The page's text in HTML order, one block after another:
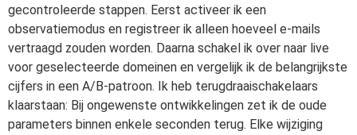
gecontroleerde stappen. Eerst activeer ik een
observatiemodus en registreer ik alleen hoeveel e-mails
vertraagd zouden worden. Daarna schakel ik over naar live
voor geselecteerde domeinen en vergelijk ik de belangrijkste
cijfers in een A/B-patroon. Ik heb terugdraaischakelaars
klaarstaan: Bij ongewenste ontwikkelingen zet ik de oude
parameters binnen enkele seconden terug. Elke wijziging